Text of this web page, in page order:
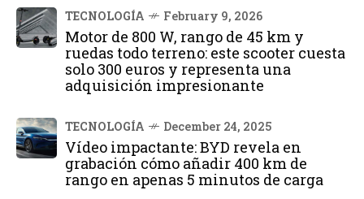
TECNOLOGÍA February 9, 2026
Motor de 800 W, rango de 45 km y
ruedas todo terreno: este scooter cuesta
solo 300 euros y representa una
adquisición impresionante
TECNOLOGÍA December 24, 2025
Vídeo impactante: BYD revela en
grabación cómo añadir 400 km de
rango en apenas 5 minutos de carga